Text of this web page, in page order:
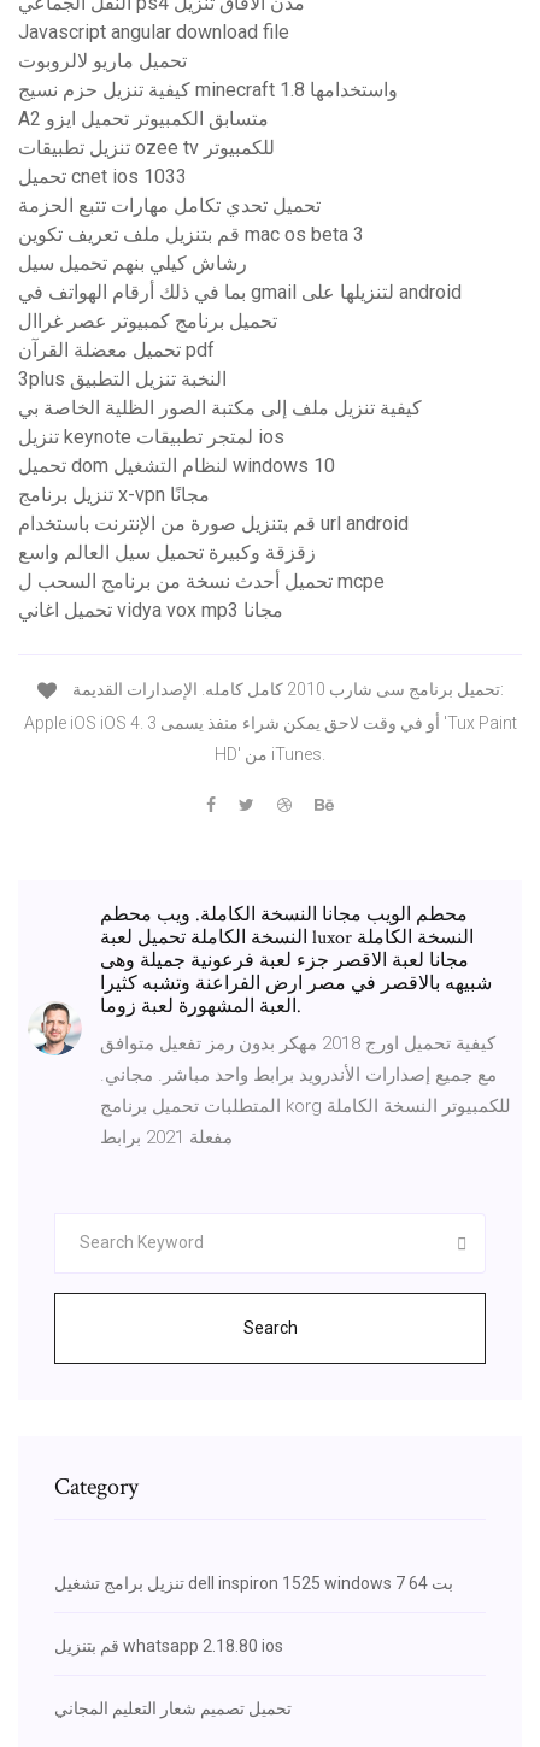
Javascript angular download file
تحميل ماريو لالروبوت
كيفية تنزيل حزم نسيج minecraft 1.8 واستخدامها
A2 متسابق الكمبيوتر تحميل ايزو
تنزيل تطبيقات ozee tv للكمبيوتر
تحميل cnet ios 1033
تحميل تحدي تكامل مهارات تتبع الحزمة
قم بتنزيل ملف تعريف تكوين mac os beta 3
رشاش كيلي بنهم تحميل سيل
بما في ذلك أرقام الهواتف في gmail لتنزيلها على android
تحميل برنامج كمبيوتر عصر غراال
تحميل معضلة القرآن pdf
3plus النخبة تنزيل التطبيق
كيفية تنزيل ملف إلى مكتبة الصور الظلية الخاصة بي
تنزيل keynote لمتجر تطبيقات ios
تحميل dom لنظام التشغيل windows 10
تنزيل برنامج x-vpn مجانًا
قم بتنزيل صورة من الإنترنت باستخدام url android
زقزقة وكبيرة تحميل سيل العالم واسع
تحميل أحدث نسخة من برنامج السحب ل mcpe
تحميل اغاني vidya vox mp3 مجانا
Apple iOS iOS 4. 3 أو في وقت لاحق يمكن شراء منفذ يسمى 'Tux Paint
HD' من iTunes.
محطم الويب مجانا النسخة الكاملة. ويب محطم
النسخة الكاملة تحميل لعبة luxor النسخة الكاملة
مجانا لعبة الاقصر جزء لعبة فرعونية جميلة وهى
شبيهه بالاقصر في مصر ارض الفراعنة وتشبه كثيرا
العبة المشهورة لعبة زوما.
كيفية تحميل اورج 2018 مهكر بدون رمز تفعيل متوافق
مع جميع إصدارات الأندرويد برابط واحد مباشر. مجاني.
المتطلبات تحميل برنامج korg للكمبيوتر النسخة الكاملة
مفعلة 2021 برابط
Search
Category
تنزيل برامج تشغيل dell inspiron 1525 windows 7 64 بت
قم بتنزيل whatsapp 2.18.80 ios
تحميل تصميم شعار التعليم المجاني